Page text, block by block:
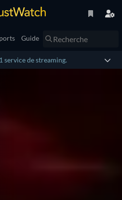
Guide
de streaming.